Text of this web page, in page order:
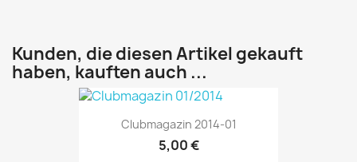
Kunden, die diesen Artikel gekauft
haben, kauften auch ...
Clubmagazin 2014-01
5,00 €